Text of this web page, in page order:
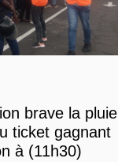
brave la pluie
ticket gagnant
à (11h30)